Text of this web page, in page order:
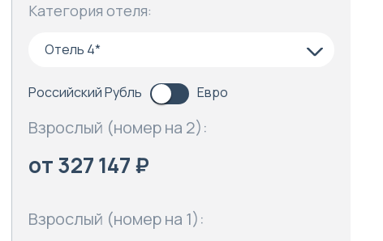
Категория отеля:
Отель 4*
Российский Рубль Евро
Взрослый (номер на 2):
от 327 147 ₽
Взрослый (номер на 1):